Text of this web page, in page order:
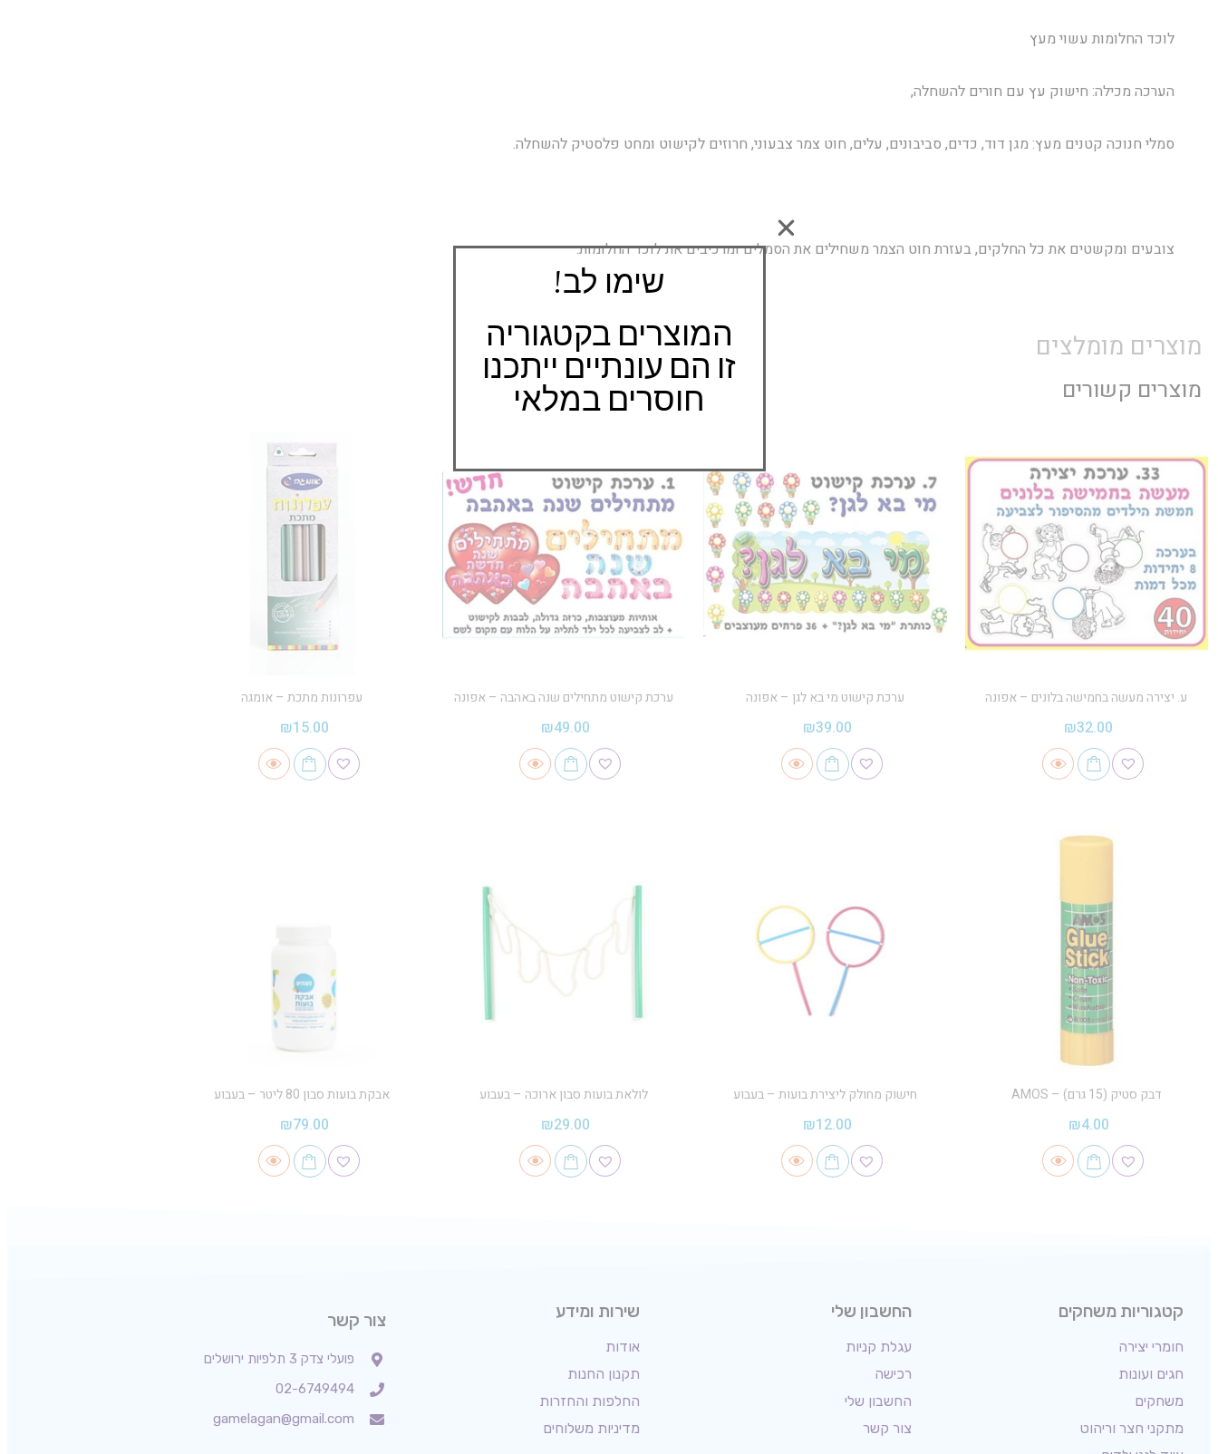
לוכד החלומות עשוי מעץ
הערכה מכילה: חישוק עץ עם חורים להשחלה,
סמלי חנוכה קטנים מעץ: מגן דוד, כדים, סביבונים, עלים, חוט צמר צבעוני, חרוזים לקישוט ומחט פלסטיק להשחלה.
צובעים ומקשטים את כל החלקים, בעזרת חוט הצמר משחילים את הסמלים ומרכיבים את לוכד החלומות.
מוצרים מומלצים
מוצרים קשורים
ע. יצירה מעשה בחמישה בלונים – אפונה
₪32.00
ערכת קישוט מי בא לגן – אפונה
₪39.00
ערכת קישוט מתחילים שנה באהבה – אפונה
₪49.00
עפרונות מתכת – אומגה
₪15.00
דבק סטיק (15 גרם) – AMOS
₪4.00
חישוק מחולק ליצירת בועות – בעבוע
₪12.00
לולאת בועות סבון ארוכה – בעבוע
₪29.00
אבקת בועות סבון 80 ליטר – בעבוע
₪79.00
קטגוריות משחקים
חומרי יצירה
חגים ועונות
משחקים
מתקני חצר וריהוט
החשבון שלי
עגלת קניות
רכישה
החשבון שלי
צור קשר
שירות ומידע
אודות
תקנון החנות
החלפות והחזרות
מדיניות משלוחים
צור קשר
פועלי צדק 3 תלפיות ירושלים
02-6749494
gamelagan@gmail.com
שימו לב!
המוצרים בקטגוריה
זו הם עונתיים ייתכנו
חוסרים במלאי